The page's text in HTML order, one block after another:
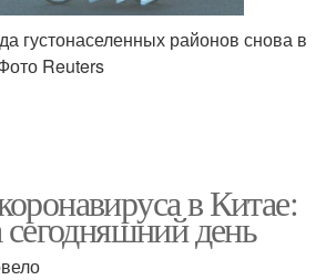
густонаселенных районов снова в
Reuters
в Китае:
сегодняшний день